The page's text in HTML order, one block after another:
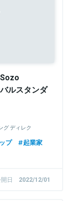
ルスタンダ
ディレク
プ
起業家
日 2022/12/01